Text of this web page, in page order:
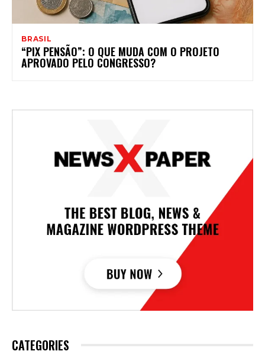
BRASIL
“PIX PENSÃO”: O QUE MUDA COM O PROJETO
APROVADO PELO CONGRESSO?
CATEGORIES